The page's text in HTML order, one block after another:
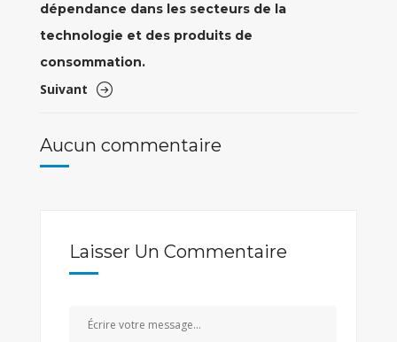
dépendance dans les secteurs de la
technologie et des produits de
consommation.
Suivant
Aucun commentaire
Laisser Un Commentaire